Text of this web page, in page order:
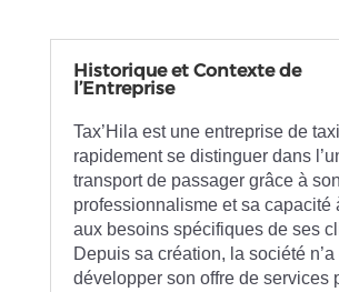
Historique et Contexte de
l’Entreprise
Tax’Hila est une entreprise de
rapidement se distinguer dans
transport de passager grâce à son
professionnalisme et sa capacité
aux besoins spécifiques de ses
Depuis sa création, la société
développer son offre de services